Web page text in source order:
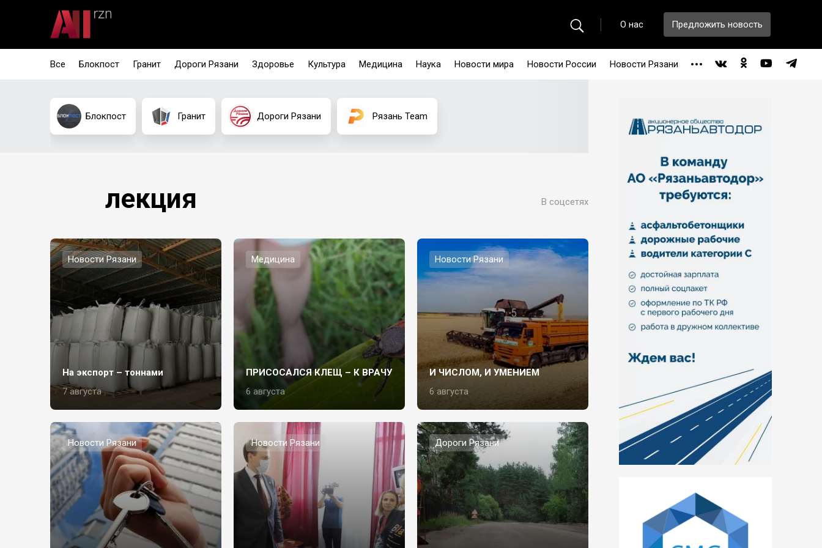
О нас Предложить новость
Все Блокпост Гранит Дороги Рязани Здоровье Культура Медицина Наука Новости мира Новости России Новости Рязани
Блокпост Гранит Дороги Рязани Рязань Team
лекция В соцсетях
Новости Рязани
На экспорт – тоннами
7 августа
Медицина
ПРИСОСАЛСЯ КЛЕЩ – К ВРАЧУ
6 августа
Новости Рязани
И ЧИСЛОМ, И УМЕНИЕМ
6 августа
Новости Рязани Новости Рязани Дороги Рязани